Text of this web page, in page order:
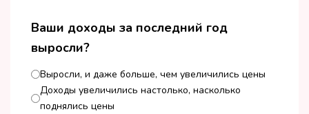
Ваши доходы за последний год
выросли?
Выросли, и даже больше, чем увеличились цены
Доходы увеличились настолько, насколько
поднялись цены